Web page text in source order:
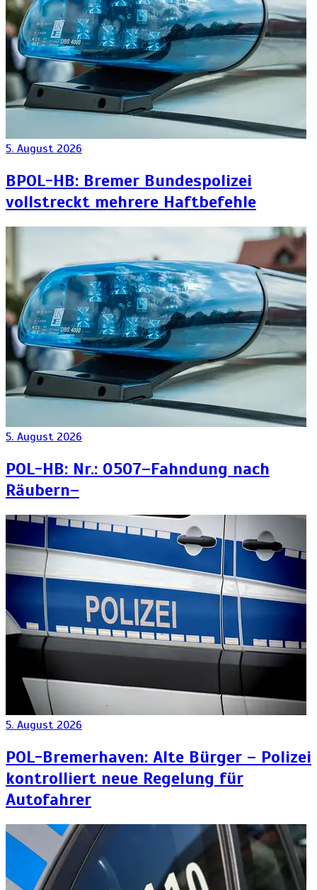
5. August 2026
BPOL-HB: Bremer Bundespolizei
vollstreckt mehrere Haftbefehle
5. August 2026
POL-HB: Nr.: 0507–Fahndung nach
Räubern–
5. August 2026
POL-Bremerhaven: Alte Bürger – Polizei
kontrolliert neue Regelung für
Autofahrer